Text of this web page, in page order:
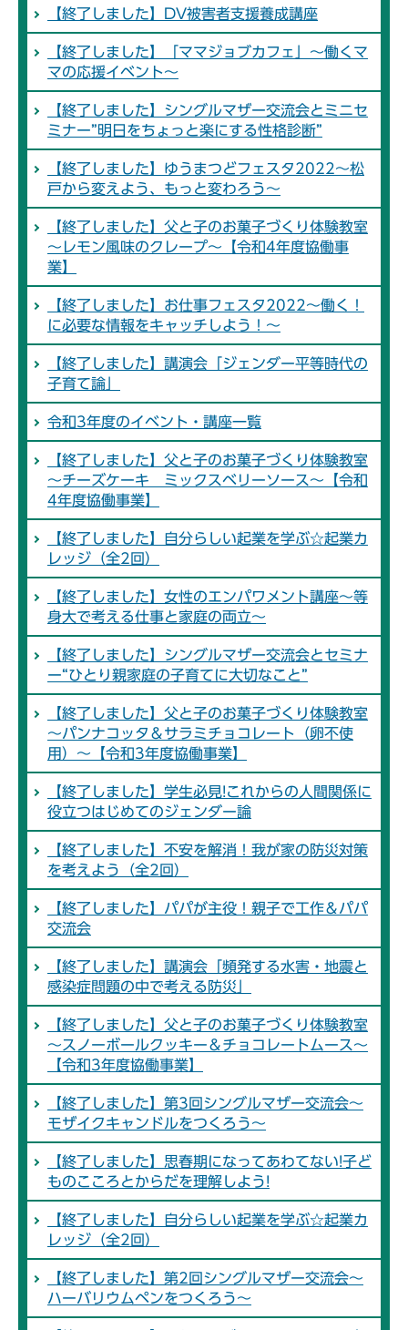
【終了しました】DV被害者支援養成講座
【終了しました】「ママジョブカフェ」～働くマ
マの応援イベント～
【終了しました】シングルマザー交流会とミニセ
ミナー”明日をちょっと楽にする性格診断”
【終了しました】ゆうまつどフェスタ2022～松
戸から変えよう、もっと変わろう～
【終了しました】父と子のお菓子づくり体験教室
～レモン風味のクレープ～【令和4年度協働事
業】
【終了しました】お仕事フェスタ2022～働く！
に必要な情報をキャッチしよう！～
【終了しました】講演会「ジェンダー平等時代の
子育て論」
令和3年度のイベント・講座一覧
【終了しました】父と子のお菓子づくり体験教室
～チーズケーキ ミックスベリーソース～【令和
4年度協働事業】
【終了しました】自分らしい起業を学ぶ☆起業カ
レッジ（全2回）
【終了しました】女性のエンパワメント講座～等
身大で考える仕事と家庭の両立～
【終了しました】シングルマザー交流会とセミナ
ー“ひとり親家庭の子育てに大切なこと”
【終了しました】父と子のお菓子づくり体験教室
～パンナコッタ＆サラミチョコレート（卵不使
用）～【令和3年度協働事業】
【終了しました】学生必見!これからの人間関係に
役立つはじめてのジェンダー論
【終了しました】不安を解消！我が家の防災対策
を考えよう（全2回）
【終了しました】パパが主役！親子で工作＆パパ
交流会
【終了しました】講演会「頻発する水害・地震と
感染症問題の中で考える防災」
【終了しました】父と子のお菓子づくり体験教室
～スノーボールクッキー＆チョコレートムース～
【令和3年度協働事業】
【終了しました】第3回シングルマザー交流会～
モザイクキャンドルをつくろう～
【終了しました】思春期になってあわてない!子ど
ものこころとからだを理解しよう!
【終了しました】自分らしい起業を学ぶ☆起業カ
レッジ（全2回）
【終了しました】第2回シングルマザー交流会～
ハーバリウムペンをつくろう～